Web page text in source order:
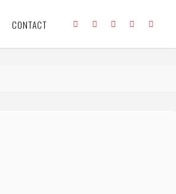
CONTACT